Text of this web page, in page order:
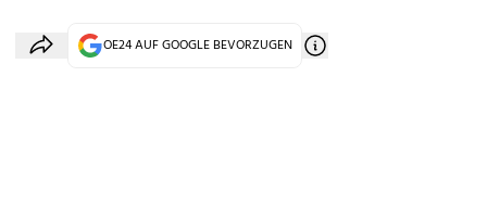
OE24 AUF GOOGLE BEVORZUGEN